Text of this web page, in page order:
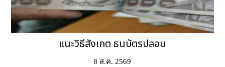
แนะวิธีสังเกต ธนบัตรปลอม
8 ส.ค. 2569